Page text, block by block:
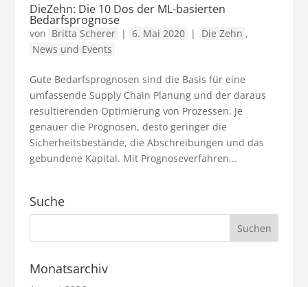
DieZehn: Die 10 Dos der ML-basierten
Bedarfsprognose
von Britta Scherer | 6. Mai 2020 | Die Zehn ,
News und Events
Gute Bedarfsprognosen sind die Basis für eine
umfassende Supply Chain Planung und der daraus
resultierenden Optimierung von Prozessen. Je
genauer die Prognosen, desto geringer die
Sicherheitsbestände, die Abschreibungen und das
gebundene Kapital. Mit Prognoseverfahren...
Suche
Monatsarchiv